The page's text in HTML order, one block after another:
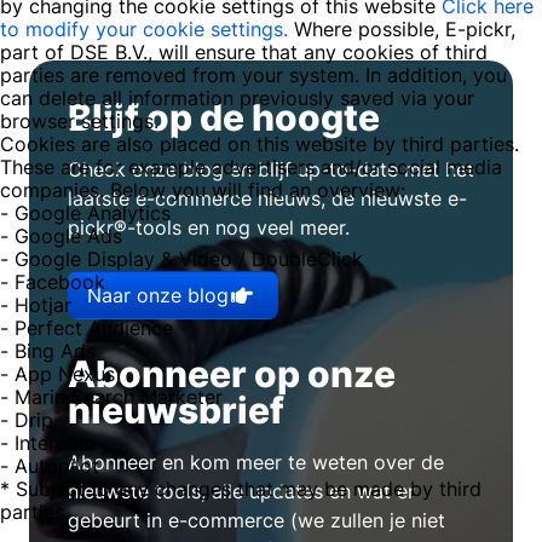
Blijf op de hoogte
Check onze blog en blijf up-to-date met het
laatste e-commerce nieuws, de nieuwste e-
pickr®-tools en nog veel meer.
Naar onze blog
Abonneer op onze
nieuwsbrief
Abonneer en kom meer te weten over de
nieuwste tools, alle updates en wat er
gebeurt in e-commerce (we zullen je niet
by changing the cookie settings of this website Click here
to modify your cookie settings. Where possible, E-pickr,
part of DSE B.V., will ensure that any cookies of third
parties are removed from your system. In addition, you
can delete all information previously saved via your
browser settings.
Cookies are also placed on this website by third parties.
These are for example advertisers and/or social media
companies. Below you will find an overview:
- Google Analytics
- Google Ads
- Google Display & Video / DoubleClick
- Facebook
- Hotjar
- Perfect Audience
- Bing Ads
- App Nexus
- Marin Search Marketer
- Drip
- Intercom
- Autopilot
* Subject to any changes that may be made by third
parties.